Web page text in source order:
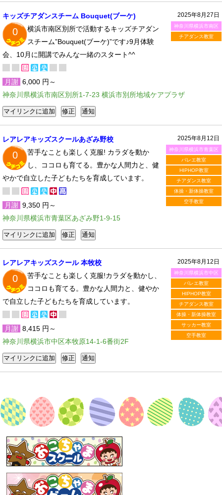
2025年8月27日
神奈川県横浜市南区
チアダンス教室
キッズチアダンスチーム Bouquet(ブーケ)
0
横浜市南区別所で活動するキッズチアダン
スチーム”Bouquet(ブーケ)”です♪9月体験
会、10月に開講でみんな一緒のスタート^^
月謝 6,000 円～
神奈川県横浜市南区別所1-7-23 横浜市別所地域ケアプラザ
2025年8月12日
神奈川県横浜市青葉区
バレエ教室
HIPHOP教室
チアダンス教室
体操・新体操教室
空手教室
レアレアキッズスクールあざみ野校
0
苦手なことも楽しく克服! カラダを動か
し、ココロも育てる。豊かな人間力と、健
やかで自立した子どもたちを育成しています。
月謝 9,350 円～
神奈川県横浜市青葉区あざみ野1-9-15
2025年8月12日
神奈川県横浜市中区
バレエ教室
HIPHOP教室
チアダンス教室
体操・新体操教室
サッカー教室
空手教室
レアレアキッズスクール 本牧校
0
苦手なことも楽しく克服!カラダを動かし、
ココロも育てる。豊かな人間力と、健やか
で自立した子どもたちを育成しています。
月謝 8,415 円～
神奈川県横浜市中区本牧原14-1-6番街2F